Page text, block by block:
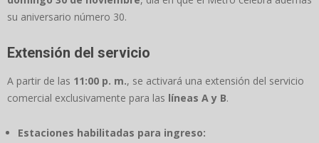
su aniversario número 30.
Extensión del servicio
A partir de las 11:00 p. m., se activará una extensión del servicio
comercial exclusivamente para las líneas A y B.
Estaciones habilitadas para ingreso: